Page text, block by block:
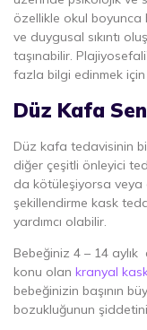
özellikle okul
ve duygusal sıkıntı
taşınabilir.
fazla bilgi edinmek
Düz Kafa
Düz kafa tedavisinin
diğer çeşitli önleyici
da kötüleşiyorsa veya
şekillendirme kask
yardımcı olabilir.
Bebeğiniz 4 – 14 aylık
konu olan kranyal
bebeğinizin başının
bozukluğunun